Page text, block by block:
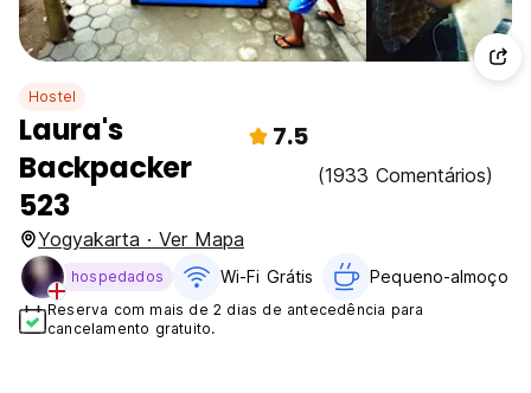
Hostel
Laura's
Backpacker
523
7.5
(1933 Comentários)
Yogyakarta · Ver Mapa
hospedados Wi-Fi Grátis Pequeno-almoço
Reserva com mais de 2 dias de antecedência para
cancelamento gratuito.